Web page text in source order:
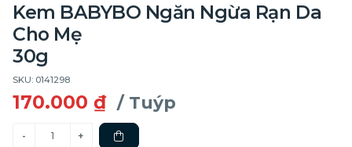
Kem BABYBO Ngăn Ngừa Rạn Da
Cho Mẹ
30g
SKU: 0141298
170.000 ₫ / Tuýp